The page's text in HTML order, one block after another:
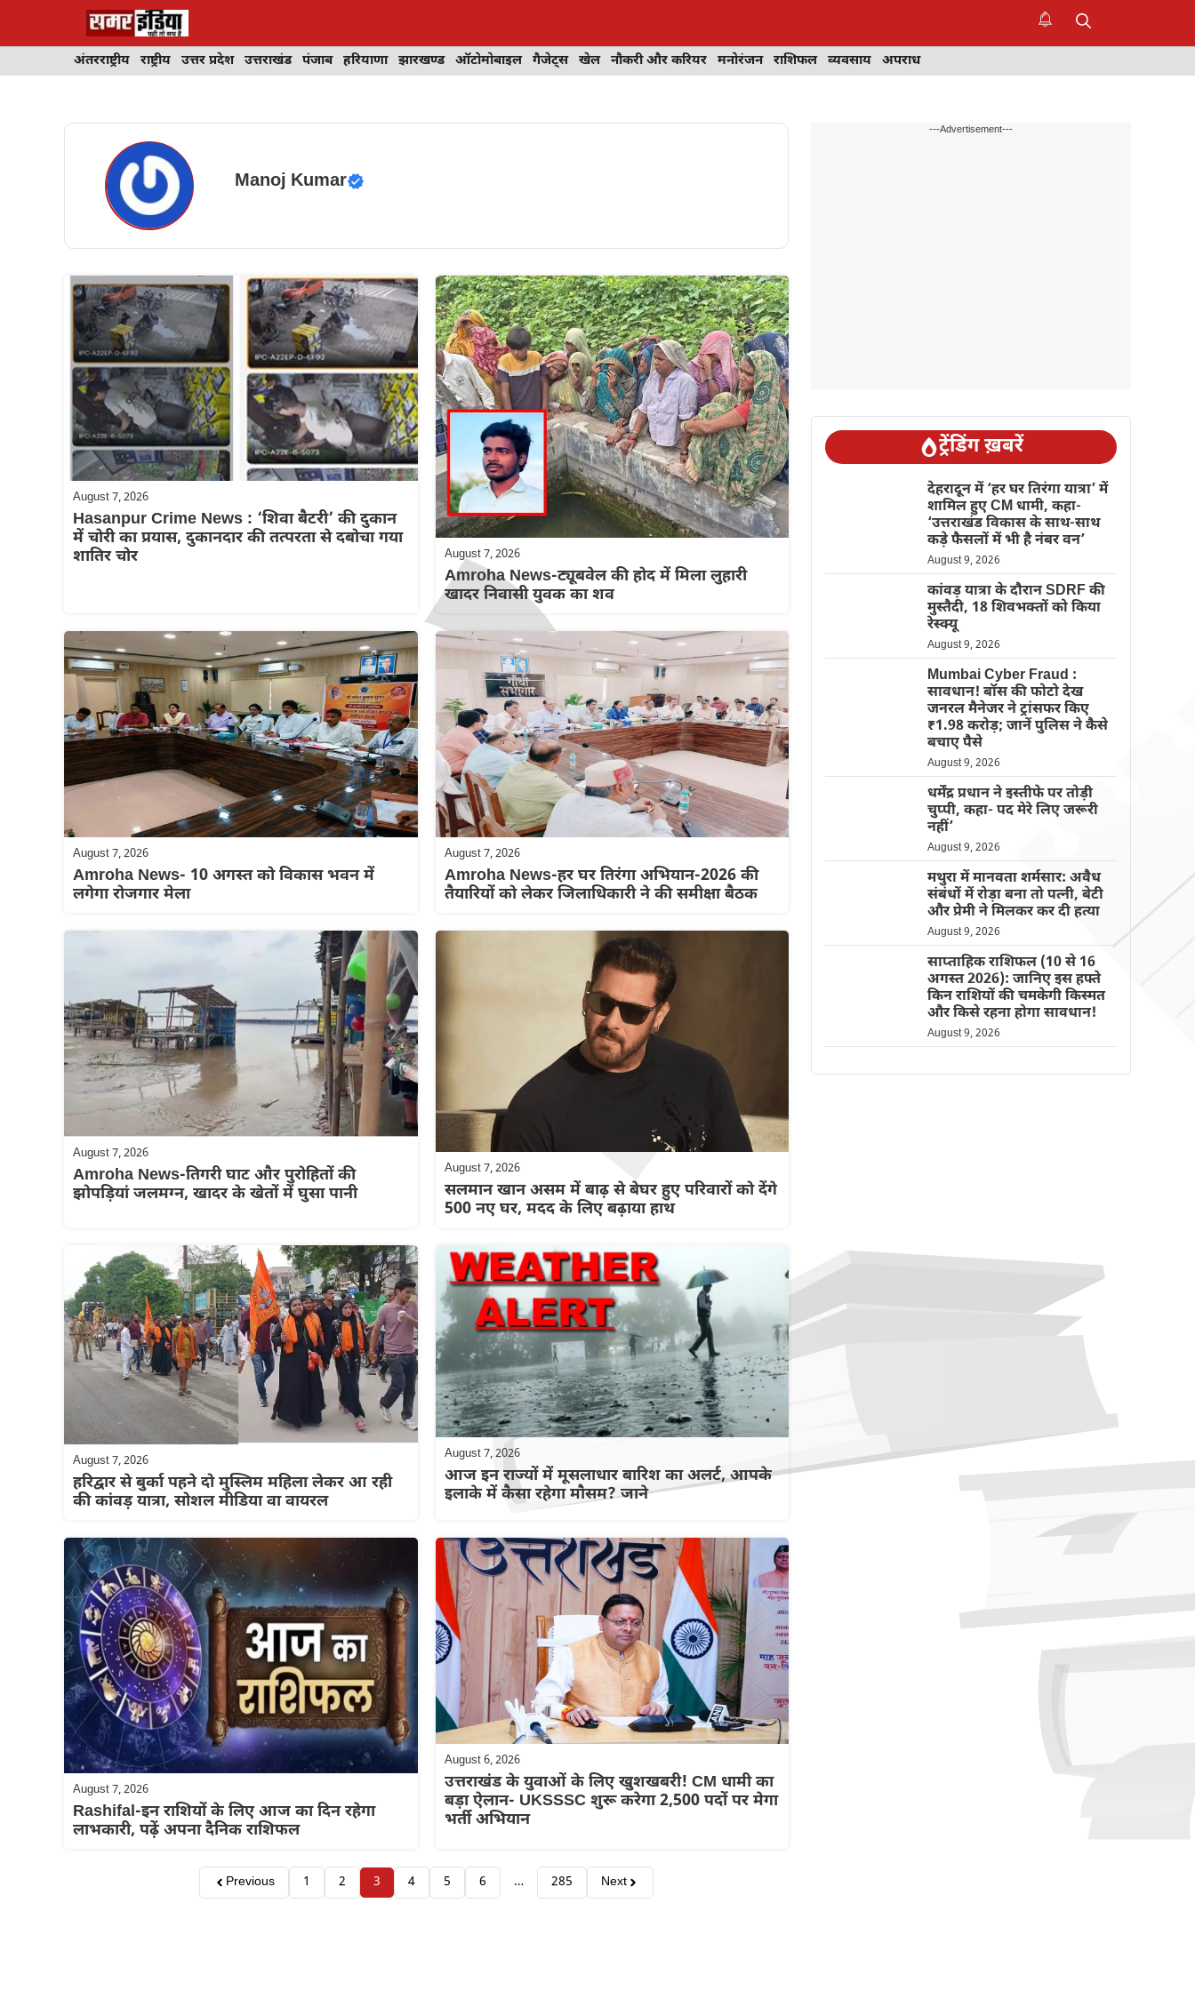
अंतरराष्ट्रीय राष्ट्रीय उत्तर प्रदेश उत्तराखंड पंजाब हरियाणा झारखण्ड ऑटोमोबाइल गैजेट्स खेल नौकरी और करियर मनोरंजन राशिफल व्यवसाय अपराध
Manoj Kumar
August 7, 2026
Hasanpur Crime News : ‘शिवा बैटरी’ की दुकान
में चोरी का प्रयास, दुकानदार की तत्परता से दबोचा गया
शातिर चोर
August 7, 2026
Amroha News-ट्यूबवेल की होद में मिला लुहारी
खादर निवासी युवक का शव
August 7, 2026
Amroha News- 10 अगस्त को विकास भवन में
लगेगा रोजगार मेला
August 7, 2026
Amroha News-हर घर तिरंगा अभियान-2026 की
तैयारियों को लेकर जिलाधिकारी ने की समीक्षा बैठक
August 7, 2026
Amroha News-तिगरी घाट और पुरोहितों की
झोपड़ियां जलमग्न, खादर के खेतों में घुसा पानी
August 7, 2026
सलमान खान असम में बाढ़ से बेघर हुए परिवारों को देंगे
500 नए घर, मदद के लिए बढ़ाया हाथ
August 7, 2026
हरिद्वार से बुर्का पहने दो मुस्लिम महिला लेकर आ रही
की कांवड़ यात्रा, सोशल मीडिया वा वायरल
August 7, 2026
आज इन राज्यों में मूसलाधार बारिश का अलर्ट, आपके
इलाके में कैसा रहेगा मौसम? जाने
August 7, 2026
Rashifal-इन राशियों के लिए आज का दिन रहेगा
लाभकारी, पढ़ें अपना दैनिक राशिफल
August 6, 2026
उत्तराखंड के युवाओं के लिए खुशखबरी! CM धामी का
बड़ा ऐलान- UKSSSC शुरू करेगा 2,500 पदों पर मेगा
भर्ती अभियान
Previous 1 2 3 4 5 6 … 285 Next
---Advertisement---
ट्रेंडिंग ख़बरें
देहरादून में ‘हर घर तिरंगा यात्रा’ में
शामिल हुए CM धामी, कहा-
‘उत्तराखंड विकास के साथ-साथ
कड़े फैसलों में भी है नंबर वन’
August 9, 2026
कांवड़ यात्रा के दौरान SDRF की
मुस्तैदी, 18 शिवभक्तों को किया
रेस्क्यू
August 9, 2026
Mumbai Cyber Fraud :
सावधान! बॉस की फोटो देख
जनरल मैनेजर ने ट्रांसफर किए
₹1.98 करोड़; जानें पुलिस ने कैसे
बचाए पैसे
August 9, 2026
धर्मेंद्र प्रधान ने इस्तीफे पर तोड़ी
चुप्पी, कहा- पद मेरे लिए जरूरी
नहीं’
August 9, 2026
मथुरा में मानवता शर्मसार: अवैध
संबंधों में रोड़ा बना तो पत्नी, बेटी
और प्रेमी ने मिलकर कर दी हत्या
August 9, 2026
साप्ताहिक राशिफल (10 से 16
अगस्त 2026): जानिए इस हफ्ते
किन राशियों की चमकेगी किस्मत
और किसे रहना होगा सावधान!
August 9, 2026